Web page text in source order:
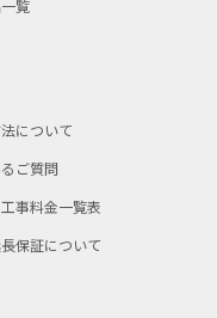
覧
について
ご質問
事料金一覧表
保証について